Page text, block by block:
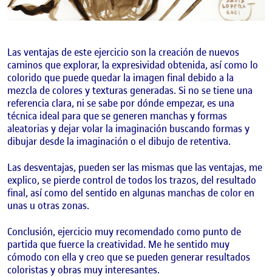
Las ventajas de este ejercicio son la creación de nuevos
caminos que explorar, la expresividad obtenida, así como lo
colorido que puede quedar la imagen final debido a la
mezcla de colores y texturas generadas. Si no se tiene una
referencia clara, ni se sabe por dónde empezar, es una
técnica ideal para que se generen manchas y formas
aleatorias y dejar volar la imaginación buscando formas y
dibujar desde la imaginación o el dibujo de retentiva.
Las desventajas, pueden ser las mismas que las ventajas, me
explico, se pierde control de todos los trazos, del resultado
final, así como del sentido en algunas manchas de color en
unas u otras zonas.
Conclusión, ejercicio muy recomendado como punto de
partida que fuerce la creatividad. Me he sentido muy
cómodo con ella y creo que se pueden generar resultados
coloristas y obras muy interesantes.